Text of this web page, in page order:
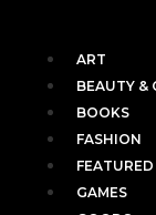
ART
BEAUTY &
BOOKS
FASHION
FEATURED
GAMES